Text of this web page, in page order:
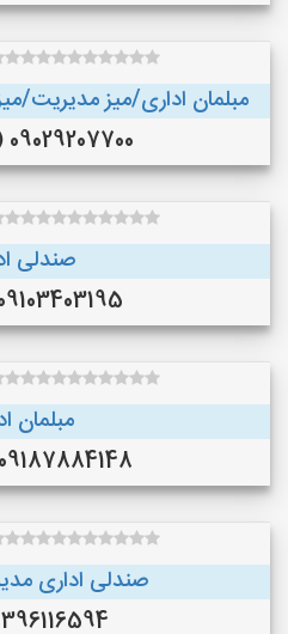
مبلمان اداری/میز مدیریت/
09029207700 (کرمانشاه )
صندلی
09103403195
مبلمان
09187884148 (سنندج )
صندلی اداری
09396116594